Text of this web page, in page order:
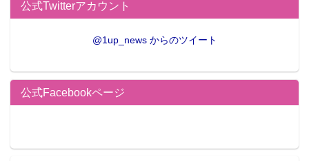
公式Twitterアカウント
@1up_news からのツイート
公式Facebookページ